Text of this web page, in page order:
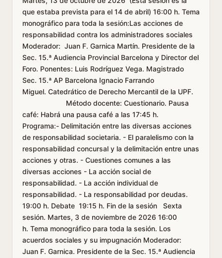
que estaba prevista para el 14 de abril) 16:00 h. Tema
monográfico para toda la sesión:Las acciones de
responsabilidad contra los administradores sociales
Moderador: Juan F. Garnica Martín. Presidente de la
Sec. 15.ª Audiencia Provincial Barcelona y Director del
Foro. Ponentes: Luis Rodríguez Vega. Magistrado
Sec. 15.ª AP Barcelona Ignacio Farrando
Miguel. Catedrático de Derecho Mercantil de la UPF.
Método docente: Cuestionario. Pausa
café: Habrá una pausa café a las 17:45 h.
Programa:- Delimitación entre las diversas acciones
de responsabilidad societaria. - El paralelismo con la
responsabilidad concursal y la delimitación entre unas
acciones y otras. - Cuestiones comunes a las
diversas acciones - La acción social de
responsabilidad. - La acción individual de
responsabilidad. - La responsabilidad por deudas.
19:00 h. Debate 19:15 h. Fin de la sesión Sexta
sesión. Martes, 3 de noviembre de 2026 16:00
h. Tema monográfico para toda la sesión. Los
acuerdos sociales y su impugnación Moderador:
Juan F. Garnica. Presidente de la Sec. 15.ª Audiencia